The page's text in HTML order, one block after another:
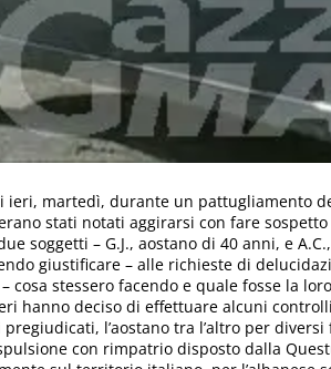
ieri, martedì, durante un pattugliamento
stati notati aggirarsi con fare
soggetti – G.J., aostano di 40 anni, e
giustificare – alle richieste di
cosa stessero facendo e quale fosse la
hanno deciso di effettuare alcuni
l’aostano tra l’altro per
con rimpatrio disposto dalla